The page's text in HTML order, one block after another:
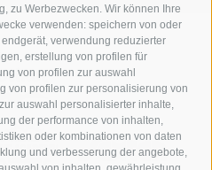
zu Werbezwecken. Wir können Ihre
verwenden: speichern von oder
verwendung reduzierter
erstellung von profilen für
von profilen zur auswahl
von profilen zur personalisierung von
auswahl personalisierter inhalte,
der performance von inhalten,
oder kombinationen von daten
und verbesserung der angebote,